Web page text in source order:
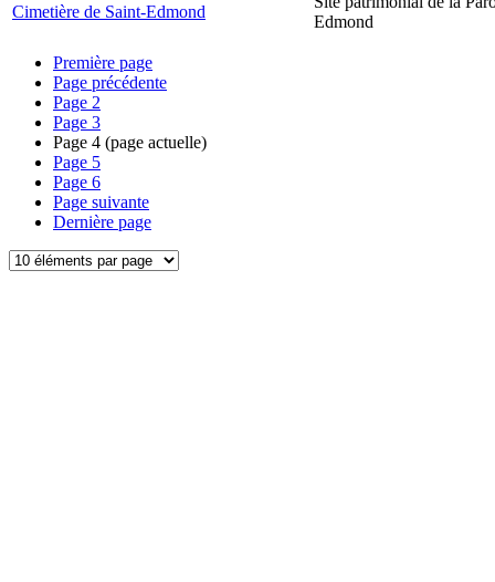
Cimetière de Saint-Edmond
Edmond
Première page
Page précédente
Page 2
Page 3
Page 4 (page actuelle)
Page 5
Page 6
Page suivante
Dernière page